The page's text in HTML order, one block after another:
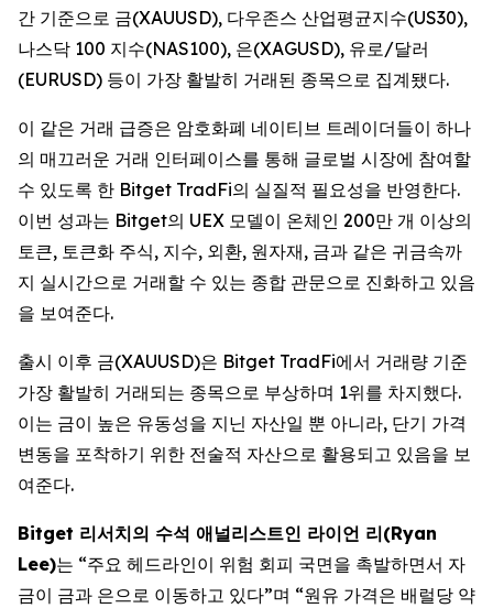
간 기준으로 금(XAUUSD), 다우존스 산업평균지수(US30),
나스닥 100 지수(NAS100), 은(XAGUSD), 유로/달러
(EURUSD) 등이 가장 활발히 거래된 종목으로 집계됐다.
이 같은 거래 급증은 암호화폐 네이티브 트레이더들이 하나
의 매끄러운 거래 인터페이스를 통해 글로벌 시장에 참여할
수 있도록 한 Bitget TradFi의 실질적 필요성을 반영한다.
이번 성과는 Bitget의 UEX 모델이 온체인 200만 개 이상의
토큰, 토큰화 주식, 지수, 외환, 원자재, 금과 같은 귀금속까
지 실시간으로 거래할 수 있는 종합 관문으로 진화하고 있음
을 보여준다.
출시 이후 금(XAUUSD)은 Bitget TradFi에서 거래량 기준
가장 활발히 거래되는 종목으로 부상하며 1위를 차지했다.
이는 금이 높은 유동성을 지닌 자산일 뿐 아니라, 단기 가격
변동을 포착하기 위한 전술적 자산으로 활용되고 있음을 보
여준다.
Bitget 리서치의 수석 애널리스트인 라이언 리(Ryan
Lee)는 “주요 헤드라인이 위험 회피 국면을 촉발하면서 자
금이 금과 은으로 이동하고 있다”며 “원유 가격은 배럴당 약